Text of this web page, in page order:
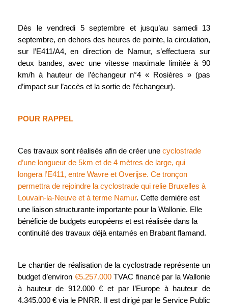
Dès le vendredi 5 septembre et jusqu’au samedi 13
septembre, en dehors des heures de pointe, la circulation,
sur l’E411/A4, en direction de Namur, s’effectuera sur
deux bandes, avec une vitesse maximale limitée à 90
km/h à hauteur de l’échangeur n°4 « Rosières » (pas
d’impact sur l’accès et la sortie de l’échangeur).
POUR RAPPEL
Ces travaux sont réalisés afin de créer une cyclostrade
d’une longueur de 5km et de 4 mètres de large, qui
longera l’E411, entre Wavre et Overijse. Ce tronçon
permettra de rejoindre la cyclostrade qui relie Bruxelles à
Louvain-la-Neuve et à terme Namur. Cette dernière est
une liaison structurante importante pour la Wallonie. Elle
bénéficie de budgets européens et est réalisée dans la
continuité des travaux déjà entamés en Brabant flamand.
Le chantier de réalisation de la cyclostrade représente un
budget d’environ €5.257.000TVAC financé par la Wallonie
à hauteur de 912.000 € et par l’Europe à hauteur de
4.345.000 € via le PNRR. Il est dirigé par le Service Public